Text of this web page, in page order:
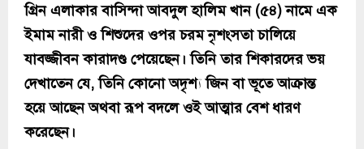
গ্রিন এলাকার বাসিন্দা আবদুল হালিম খান (৫৪) নামে এক
ইমাম নারী ও শিশুদের ওপর চরম নৃশংসতা চালিয়ে
যাবজ্জীবন কারাদণ্ড পেয়েছেন। তিনি তার শিকারদের ভয়
দেখাতেন যে, তিনি কোনো অদৃশ্য জিন বা ভূতে আক্রান্ত
হয়ে আছেন অথবা রূপ বদলে ওই আত্মার বেশ ধারণ
করেছেন।